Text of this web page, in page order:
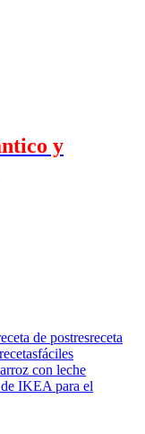
y
de postresreceta
recetasfáciles
con leche
IKEA para el